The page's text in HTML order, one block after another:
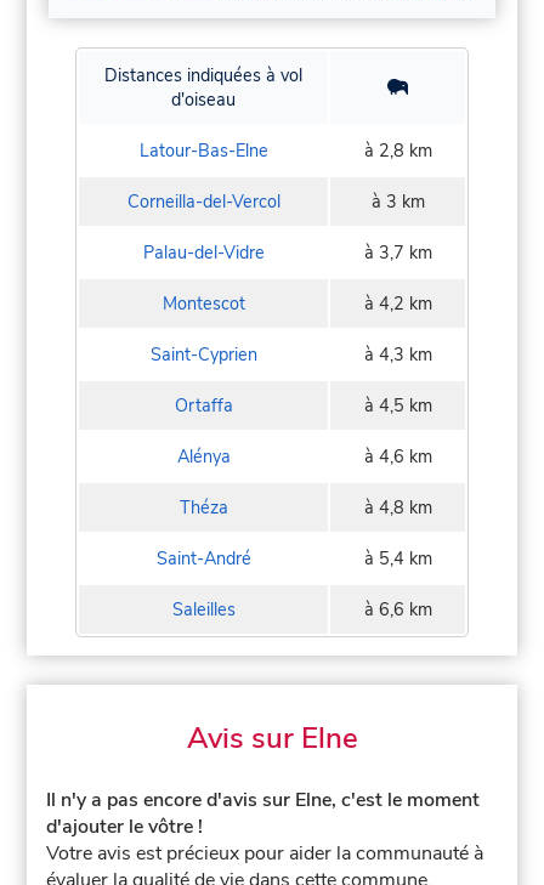
Distances indiquées à vol
d'oiseau
Latour-Bas-Elne à 2,8 km
Corneilla-del-Vercol à 3 km
Palau-del-Vidre à 3,7 km
Montescot à 4,2 km
Saint-Cyprien à 4,3 km
Ortaffa à 4,5 km
Alénya à 4,6 km
Théza à 4,8 km
Saint-André à 5,4 km
Saleilles à 6,6 km
Avis sur Elne
Il n'y a pas encore d'avis sur Elne, c'est le moment
d'ajouter le vôtre !
Votre avis est précieux pour aider la communauté à